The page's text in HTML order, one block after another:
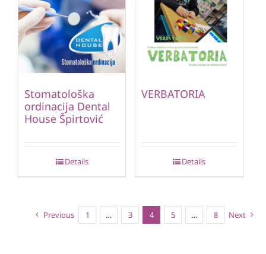
Stomatološka
ordinacija Dental
House Špirtović
Details
VERBATORIA
Details
Previous 1 … 3 4 5 … 8 Next